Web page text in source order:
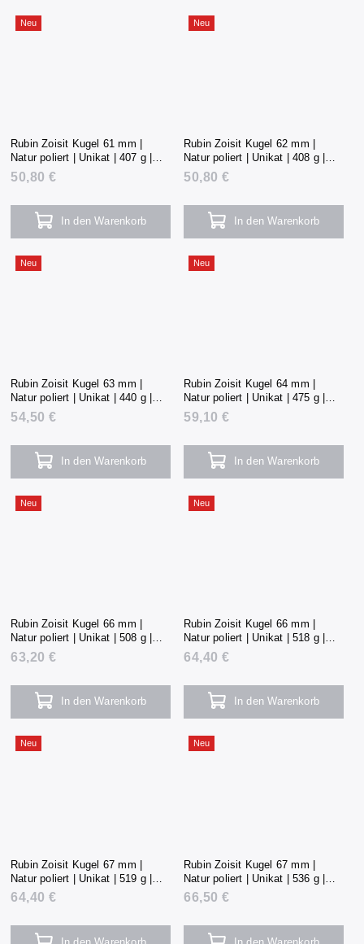
Neu
Rubin Zoisit Kugel 61 mm |
Natur poliert | Unikat | 407 g |
Tansania
50,80 €
In den Warenkorb
Neu
Rubin Zoisit Kugel 62 mm |
Natur poliert | Unikat | 408 g |
Tansania
50,80 €
In den Warenkorb
Neu
Rubin Zoisit Kugel 63 mm |
Natur poliert | Unikat | 440 g |
Tansania
54,50 €
In den Warenkorb
Neu
Rubin Zoisit Kugel 64 mm |
Natur poliert | Unikat | 475 g |
Tansania
59,10 €
In den Warenkorb
Neu
Rubin Zoisit Kugel 66 mm |
Natur poliert | Unikat | 508 g |
Tansania
63,20 €
In den Warenkorb
Neu
Rubin Zoisit Kugel 66 mm |
Natur poliert | Unikat | 518 g |
Tansania
64,40 €
In den Warenkorb
Neu
Rubin Zoisit Kugel 67 mm |
Natur poliert | Unikat | 519 g |
Tansania
64,40 €
In den Warenkorb
Neu
Rubin Zoisit Kugel 67 mm |
Natur poliert | Unikat | 536 g |
Tansania
66,50 €
In den Warenkorb